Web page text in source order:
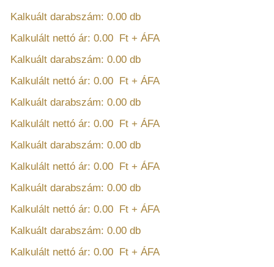
Kalkuált darabszám: 0.00 db
Kalkulált nettó ár: 0.00 Ft + ÁFA
Kalkuált darabszám: 0.00 db
Kalkulált nettó ár: 0.00 Ft + ÁFA
Kalkuált darabszám: 0.00 db
Kalkulált nettó ár: 0.00 Ft + ÁFA
Kalkuált darabszám: 0.00 db
Kalkulált nettó ár: 0.00 Ft + ÁFA
Kalkuált darabszám: 0.00 db
Kalkulált nettó ár: 0.00 Ft + ÁFA
Kalkuált darabszám: 0.00 db
Kalkulált nettó ár: 0.00 Ft + ÁFA